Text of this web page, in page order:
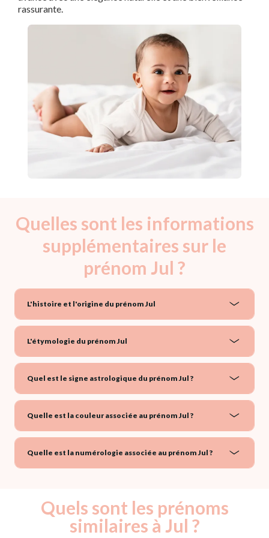
rassurante.
Quelles sont les informations
supplémentaires sur le
prénom Jul ?
L'histoire et l'origine du prénom Jul
L'étymologie du prénom Jul
Quel est le signe astrologique du prénom Jul ?
Quelle est la couleur associée au prénom Jul ?
Quelle est la numérologie associée au prénom Jul ?
Quels sont les prénoms
similaires à Jul ?